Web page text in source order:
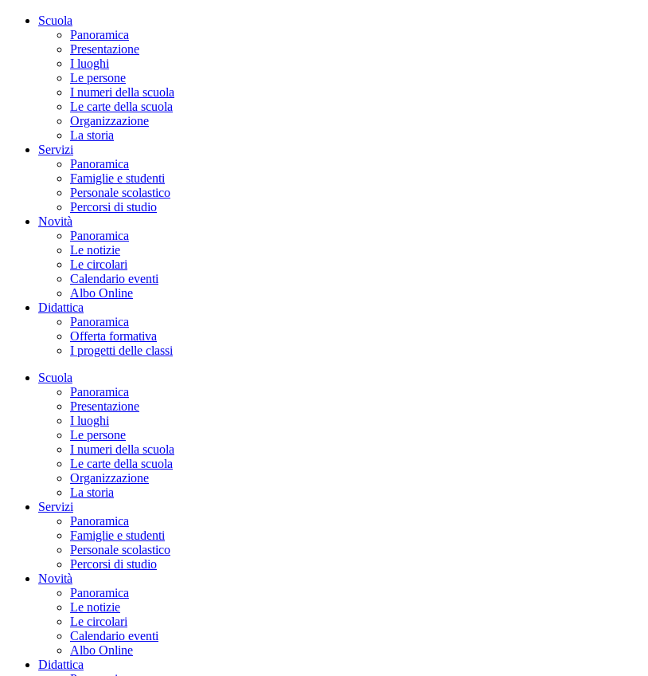
Scuola
Panoramica
Presentazione
I luoghi
Le persone
I numeri della scuola
Le carte della scuola
Organizzazione
La storia
Servizi
Panoramica
Famiglie e studenti
Personale scolastico
Percorsi di studio
Novità
Panoramica
Le notizie
Le circolari
Calendario eventi
Albo Online
Didattica
Panoramica
Offerta formativa
I progetti delle classi
Scuola
Panoramica
Presentazione
I luoghi
Le persone
I numeri della scuola
Le carte della scuola
Organizzazione
La storia
Servizi
Panoramica
Famiglie e studenti
Personale scolastico
Percorsi di studio
Novità
Panoramica
Le notizie
Le circolari
Calendario eventi
Albo Online
Didattica